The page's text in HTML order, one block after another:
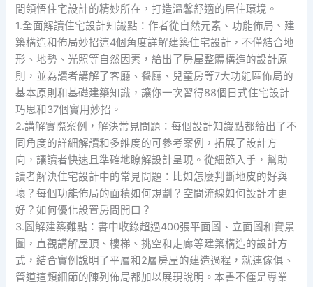
間領悟住宅設計的精妙所在，打造溫馨舒適的居住環境。
1.全面解讀住宅設計知識點：作者從自然元素、功能佈局、建
築構造和佈局妙招這4個角度詳解建築住宅設計，不僅結合地
形、地勢、光照等自然因素，給出了房屋整體構造的設計原
則，並為讀者講解了客廳、餐廳、兒童房等7大功能區佈局的
基本原則和基礎建築知識，讓你一次習得88個日式住宅設計
巧思和37個實用妙招。
2.講解實際案例，解決常見問題：每個設計知識點都給出了不
同角度的詳細解讀和多維度的可參考案例，拓展了設計方
向，讓讀者快速且準確地瞭解設計呈現。從細節入手，幫助
讀者解決住宅設計中的常見問題：比如怎麼判斷地皮的好與
壞？每個功能佈局的面積如何規劃？空間流線如何設計才更
好？如何優化設置房間開口？
3.圖解建築難點：書中收錄超過400張平面圖、立面圖和實景
圖，直觀講解屋頂、樓梯、挑空和走廊等建築構造的設計方
式，結合實例說明了平層和2層房屋的建造過程，就連傢俱、
管道這類細節的陳列佈局都加以展現說明。本書不僅是專業